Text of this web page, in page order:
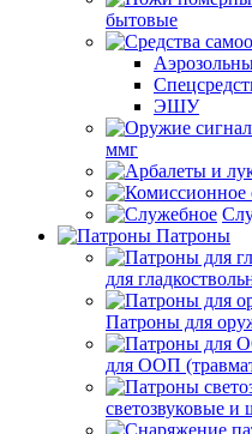
бытовые
ЭШУ
ммг
Патроны
для
Патроны для
для ООП
светозвуковые